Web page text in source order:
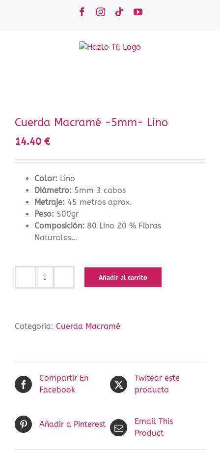
FacebookInstagram
TiktokYouTube
Cuerda Macramé -5mm- Lino
14.40 €
Color: Lino
Diámetro: 5mm 3 cabos
Metraje: 45 metros aprox.
Peso: 500gr
Composición: 80 Lino 20 % Fibras
Naturales…
Cuerda
cantidad
Añadir al carrito
Categoría: Cuerda Macramé
Compartir En
Facebook
Twitear este
producto
Añadir a Pinterest
Email This
Product